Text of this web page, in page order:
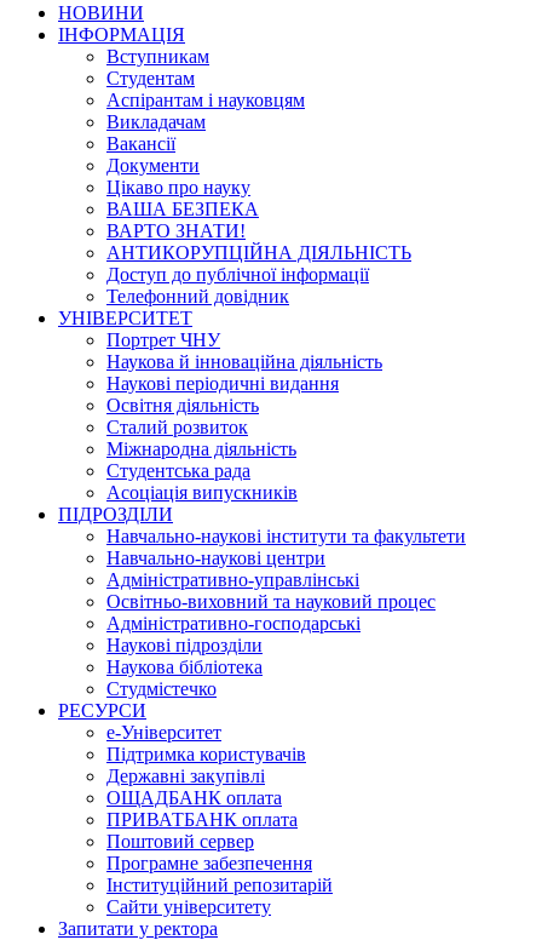
НОВИНИ
ІНФОРМАЦІЯ
Вступникам
Студентам
Аспірантам і науковцям
Викладачам
Вакансії
Документи
Цікаво про науку
ВАША БЕЗПЕКА
ВАРТО ЗНАТИ!
АНТИКОРУПЦІЙНА ДІЯЛЬНІСТЬ
Доступ до публічної інформації
Телефонний довідник
УНІВЕРСИТЕТ
Портрет ЧНУ
Наукова й інноваційна діяльність
Наукові періодичні видання
Освітня діяльність
Сталий розвиток
Міжнародна діяльність
Студентська рада
Асоціація випускників
ПІДРОЗДІЛИ
Навчально-наукові інститути та факультети
Навчально-наукові центри
Адміністративно-управлінські
Освітньо-виховний та науковий процес
Адміністративно-господарські
Наукові підрозділи
Наукова бібліотека
Студмістечко
РЕСУРСИ
е-Університет
Підтримка користувачів
Державні закупівлі
ОЩАДБАНК оплата
ПРИВАТБАНК оплата
Поштовий сервер
Програмне забезпечення
Інституційний репозитарій
Сайти університету
Запитати у ректора